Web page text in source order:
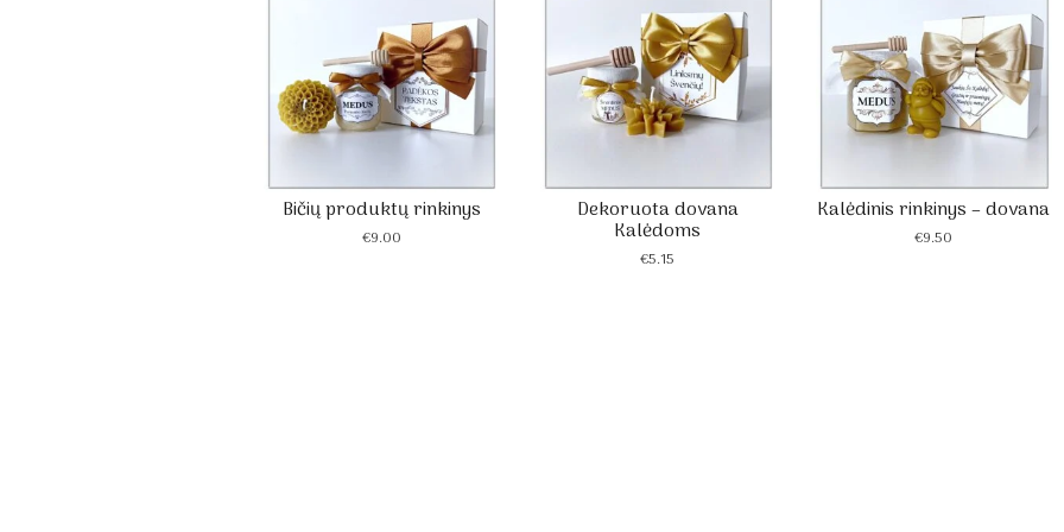
Bičių produktų rinkinys
€9.00
Dekoruota dovana
Kalėdoms
€5.15
Kalėdinis rinkinys – dovana
€9.50